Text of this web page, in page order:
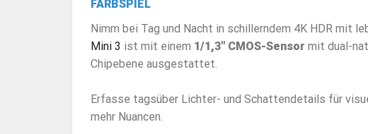
FARBSPIEL
Nimm bei Tag und Nacht in schillerndem 4K HDR mit
Mini 3 ist mit einem 1/1,3″ CMOS-Sensor mit dual-
Chipebene ausgestattet.
Erfasse tagsüber Lichter- und Schattendetails für
mehr Nuancen.